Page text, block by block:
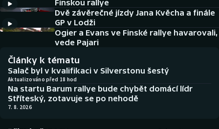
Americký fotbal
Baseball a softbal
Basketbal
Biatlon
Boby a skeleton
Box
NEPŘEHLÉDNĚTE
Soutěže
Historické návraty
Aplikace ČT sport
AZ kvíz
Finskou rallye
Dvě závěrečné jízdy Jana Kvěcha a finále
GP v Lodži
Ogier a Evans ve Finské rallye havarovali,
vede Pajari
Články k tématu
Salač byl v kvalifikaci v Silverstonu šestý
Aktualizováno před 18 hod
Na startu Barum rallye bude chybět domácí lídr
Stříteský, zotavuje se po nehodě
7. 8. 2026